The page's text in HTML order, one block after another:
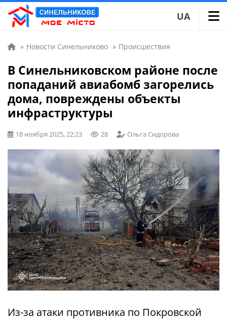
UA
» Новости Синельниково » Происшествия
В Синельниковском районе после
попаданий авиабомб загорелись
дома, повреждены объекты
инфраструктуры
18 ноября 2025, 22:23 28 Ольга Сидорова
Из-за атаки противника по Покровской